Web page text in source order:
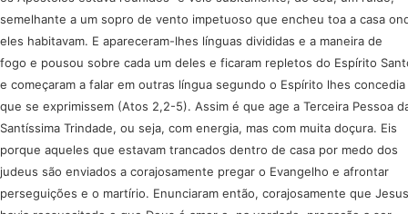
semelhante a um sopro de vento impetuoso que encheu toa a casa
eles habitavam. E apareceram-lhes línguas divididas e a maneira de
fogo e pousou sobre cada um deles e ficaram repletos do Espírito
e começaram a falar em outras língua segundo o Espírito lhes concedia
que se exprimissem (Atos 2,2-5). Assim é que age a Terceira Pessoa
Santíssima Trindade, ou seja, com energia, mas com muita doçura. Eis
porque aqueles que estavam trancados dentro de casa por medo dos
judeus são enviados a corajosamente pregar o Evangelho e afrontar
perseguições e o martírio. Enunciaram então, corajosamente que Jesus